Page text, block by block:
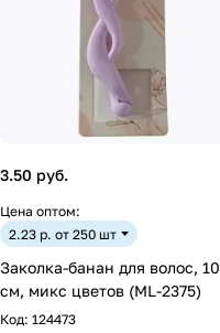
3.50 руб.
Цена оптом:
2.23 р. от 250 шт
Заколка-банан для волос, 10
см, микс цветов (ML-2375)
Код: 124473